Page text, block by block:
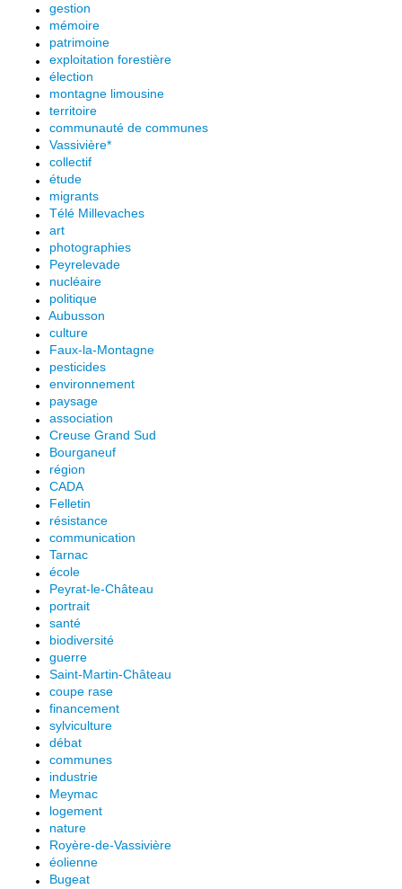
gestion
mémoire
patrimoine
exploitation forestière
élection
montagne limousine
territoire
communauté de communes
Vassivière*
collectif
étude
migrants
Télé Millevaches
art
photographies
Peyrelevade
nucléaire
politique
Aubusson
culture
Faux-la-Montagne
pesticides
environnement
paysage
association
Creuse Grand Sud
Bourganeuf
région
CADA
Felletin
résistance
communication
Tarnac
école
Peyrat-le-Château
portrait
santé
biodiversité
guerre
Saint-Martin-Château
coupe rase
financement
sylviculture
débat
communes
industrie
Meymac
logement
nature
Royère-de-Vassivière
éolienne
Bugeat